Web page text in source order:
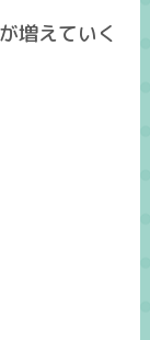
増えていく